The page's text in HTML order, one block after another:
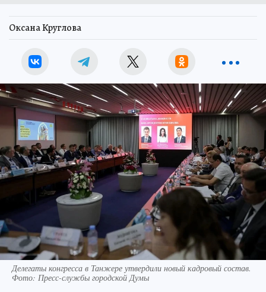
Оксана Круглова
Делегаты конгресса в Танжере утвердили новый кадровый состав.
Фото: Пресс-службы городской Думы